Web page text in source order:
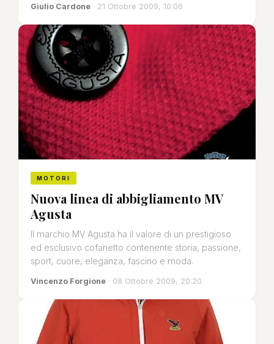
Giulio Cardone · 21 Ottobre 2009, 10:06
MOTORI
Nuova linea di abbigliamento MV
Agusta
Il marchio MV Agusta ha il valore di un prestigioso
ed esclusivo cofanetto contenente storia, passione,
sport, cuore, eleganza, fascino e moda.
Vincenzo Forgione · 08 Ottobre 2009, 20:20